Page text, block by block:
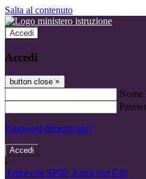
Salta al contenuto
Accedi
Accedi
button close ×
Nome
Password dimenticata?
-
Entra con SPID Entra con CIE